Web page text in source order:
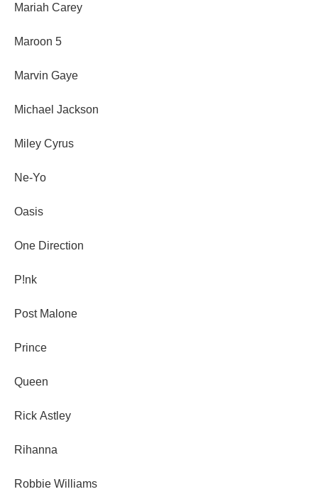
Mariah Carey
Maroon 5
Marvin Gaye
Michael Jackson
Miley Cyrus
Ne-Yo
Oasis
One Direction
P!nk
Post Malone
Prince
Queen
Rick Astley
Rihanna
Robbie Williams